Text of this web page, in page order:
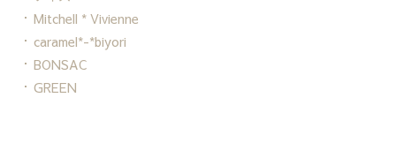
Mitchell * Vivienne
caramel*-*biyori
BONSAC
GREEN